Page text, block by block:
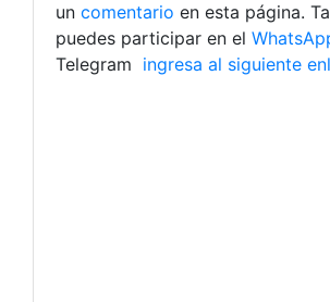
un comentario en esta página.
puedes participar en el
Telegram ingresa al siguiente